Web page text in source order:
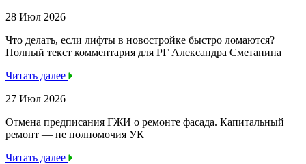
28 Июл 2026
Что делать, если лифты в новостройке быстро ломаются?
Полный текст комментария для РГ Александра Сметанина
Читать далее
27 Июл 2026
Отмена предписания ГЖИ о ремонте фасада. Капитальный
ремонт — не полномочия УК
Читать далее